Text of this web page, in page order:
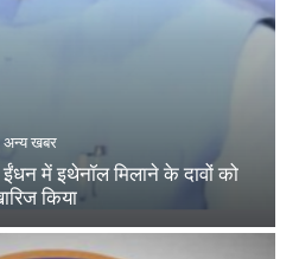
अन्य खबर
में इथेनॉल मिलाने के दावों को
किया